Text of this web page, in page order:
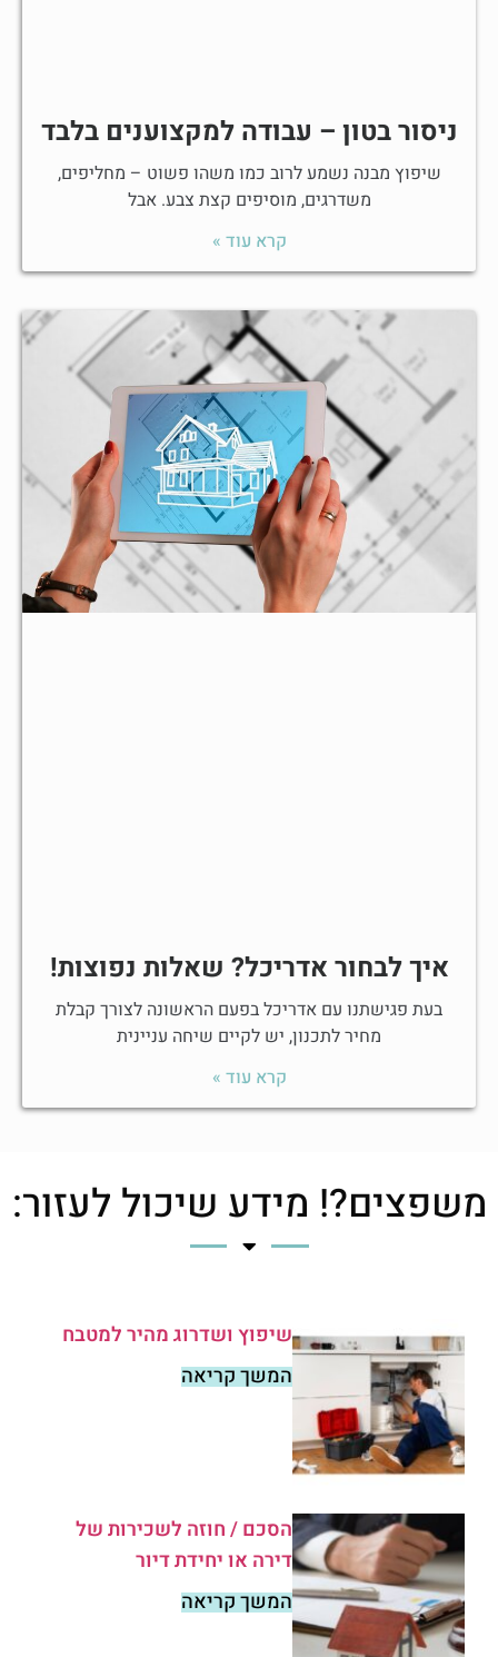
ניסור בטון – עבודה למקצוענים בלבד
שיפוץ מבנה נשמע לרוב כמו משהו פשוט – מחליפים,
משדרגים, מוסיפים קצת צבע. אבל
קרא עוד »
איך לבחור אדריכל? שאלות נפוצות!
בעת פגישתנו עם אדריכל בפעם הראשונה לצורך קבלת
מחיר לתכנון, יש לקיים שיחה עניינית
קרא עוד »
משפצים?! מידע שיכול לעזור:
שיפוץ ושדרוג מהיר למטבח
המשך קריאה
הסכם / חוזה לשכירות של
דירה או יחידת דיור
המשך קריאה